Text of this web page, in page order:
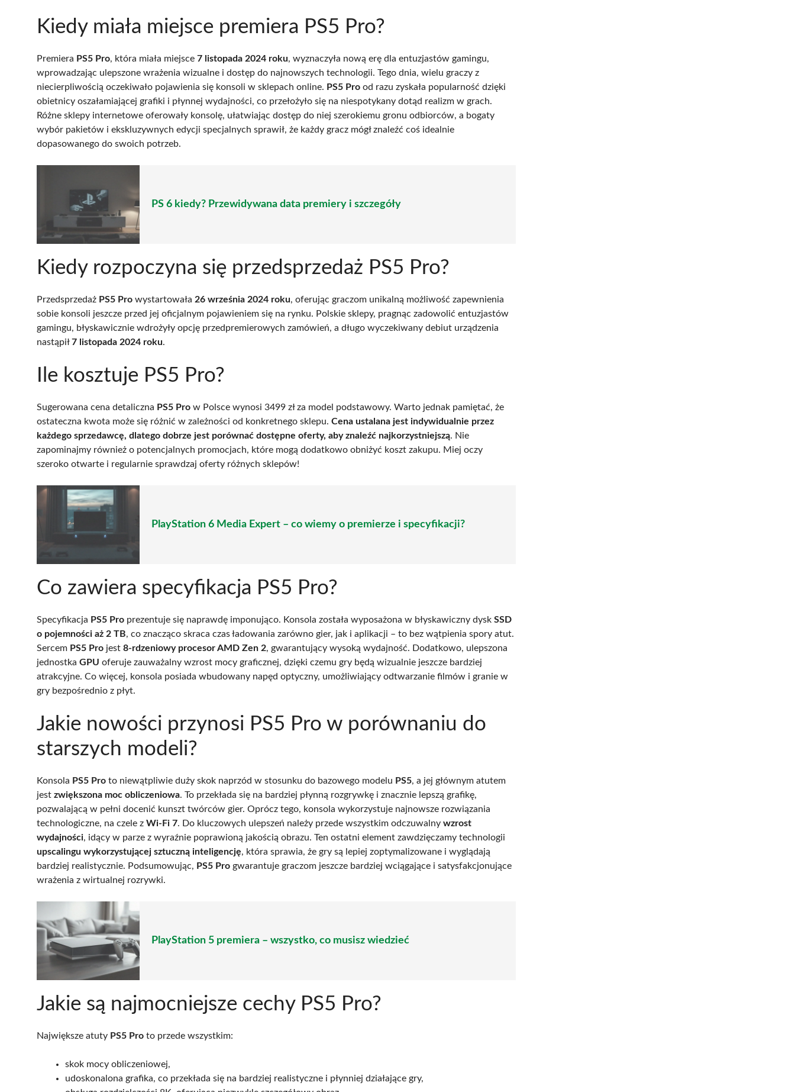
Kiedy miała miejsce premiera PS5 Pro?
Premiera PS5 Pro, która miała miejsce 7 listopada 2024 roku, wyznaczyła nową erę dla entuzjastów gamingu,
wprowadzając ulepszone wrażenia wizualne i dostęp do najnowszych technologii. Tego dnia, wielu graczy z
niecierpliwością oczekiwało pojawienia się konsoli w sklepach online. PS5 Pro od razu zyskała popularność dzięki
obietnicy oszałamiającej grafiki i płynnej wydajności, co przełożyło się na niespotykany dotąd realizm w grach.
Różne sklepy internetowe oferowały konsolę, ułatwiając dostęp do niej szerokiemu gronu odbiorców, a bogaty
wybór pakietów i ekskluzywnych edycji specjalnych sprawił, że każdy gracz mógł znaleźć coś idealnie
dopasowanego do swoich potrzeb.
PS 6 kiedy? Przewidywana data premiery i szczegóły
Kiedy rozpoczyna się przedsprzedaż PS5 Pro?
Przedsprzedaż PS5 Pro wystartowała 26 września 2024 roku, oferując graczom unikalną możliwość zapewnienia
sobie konsoli jeszcze przed jej oficjalnym pojawieniem się na rynku. Polskie sklepy, pragnąc zadowolić entuzjastów
gamingu, błyskawicznie wdrożyły opcję przedpremierowych zamówień, a długo wyczekiwany debiut urządzenia
nastąpił7 listopada 2024 roku.
Ile kosztuje PS5 Pro?
Sugerowana cena detaliczna PS5 Pro w Polsce wynosi 3499 zł za model podstawowy. Warto jednak pamiętać, że
ostateczna kwota może się różnić w zależności od konkretnego sklepu. Cena ustalana jest indywidualnie przez
każdego sprzedawcę, dlatego dobrze jest porównać dostępne oferty, aby znaleźć najkorzystniejszą. Nie
zapominajmy również o potencjalnych promocjach, które mogą dodatkowo obniżyć koszt zakupu. Miej oczy
szeroko otwarte i regularnie sprawdzaj oferty różnych sklepów!
PlayStation 6 Media Expert – co wiemy o premierze i specyfikacji?
Co zawiera specyfikacja PS5 Pro?
Specyfikacja PS5 Pro prezentuje się naprawdę imponująco. Konsola została wyposażona w błyskawiczny dysk SSD
o pojemności aż 2 TB, co znacząco skraca czas ładowania zarówno gier, jak i aplikacji – to bez wątpienia spory atut.
Sercem PS5 Pro jest 8-rdzeniowy procesor AMD Zen 2, gwarantujący wysoką wydajność. Dodatkowo, ulepszona
jednostka GPU oferuje zauważalny wzrost mocy graficznej, dzięki czemu gry będą wizualnie jeszcze bardziej
atrakcyjne. Co więcej, konsola posiada wbudowany napęd optyczny, umożliwiający odtwarzanie filmów i granie w
gry bezpośrednio z płyt.
Jakie nowości przynosi PS5 Pro w porównaniu do
starszych modeli?
Konsola PS5 Pro to niewątpliwie duży skok naprzód w stosunku do bazowego modelu PS5, a jej głównym atutem
jest zwiększona moc obliczeniowa. To przekłada się na bardziej płynną rozgrywkę i znacznie lepszą grafikę,
pozwalającą w pełni docenić kunszt twórców gier. Oprócz tego, konsola wykorzystuje najnowsze rozwiązania
technologiczne, na czele z Wi-Fi 7. Do kluczowych ulepszeń należy przede wszystkim odczuwalny wzrost
wydajności, idący w parze z wyraźnie poprawioną jakością obrazu. Ten ostatni element zawdzięczamy technologii
upscalingu wykorzystującej sztuczną inteligencję, która sprawia, że gry są lepiej zoptymalizowane i wyglądają
bardziej realistycznie. Podsumowując, PS5 Pro gwarantuje graczom jeszcze bardziej wciągające i satysfakcjonujące
wrażenia z wirtualnej rozrywki.
PlayStation 5 premiera – wszystko, co musisz wiedzieć
Jakie są najmocniejsze cechy PS5 Pro?
Największe atuty PS5 Pro to przede wszystkim:
skok mocy obliczeniowej,
udoskonalona grafika, co przekłada się na bardziej realistyczne i płynniej działające gry,